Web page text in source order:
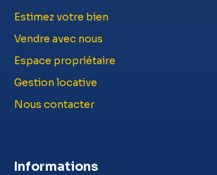
Estimez votre bien
Vendre avec nous
Espace propriétaire
Gestion locative
Nous contacter
Informations